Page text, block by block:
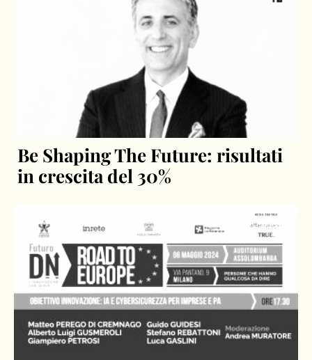
Be Shaping The Future: risultati
in crescita del 30%